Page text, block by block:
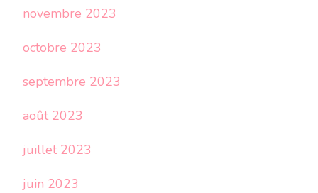
novembre 2023
octobre 2023
septembre 2023
août 2023
juillet 2023
juin 2023